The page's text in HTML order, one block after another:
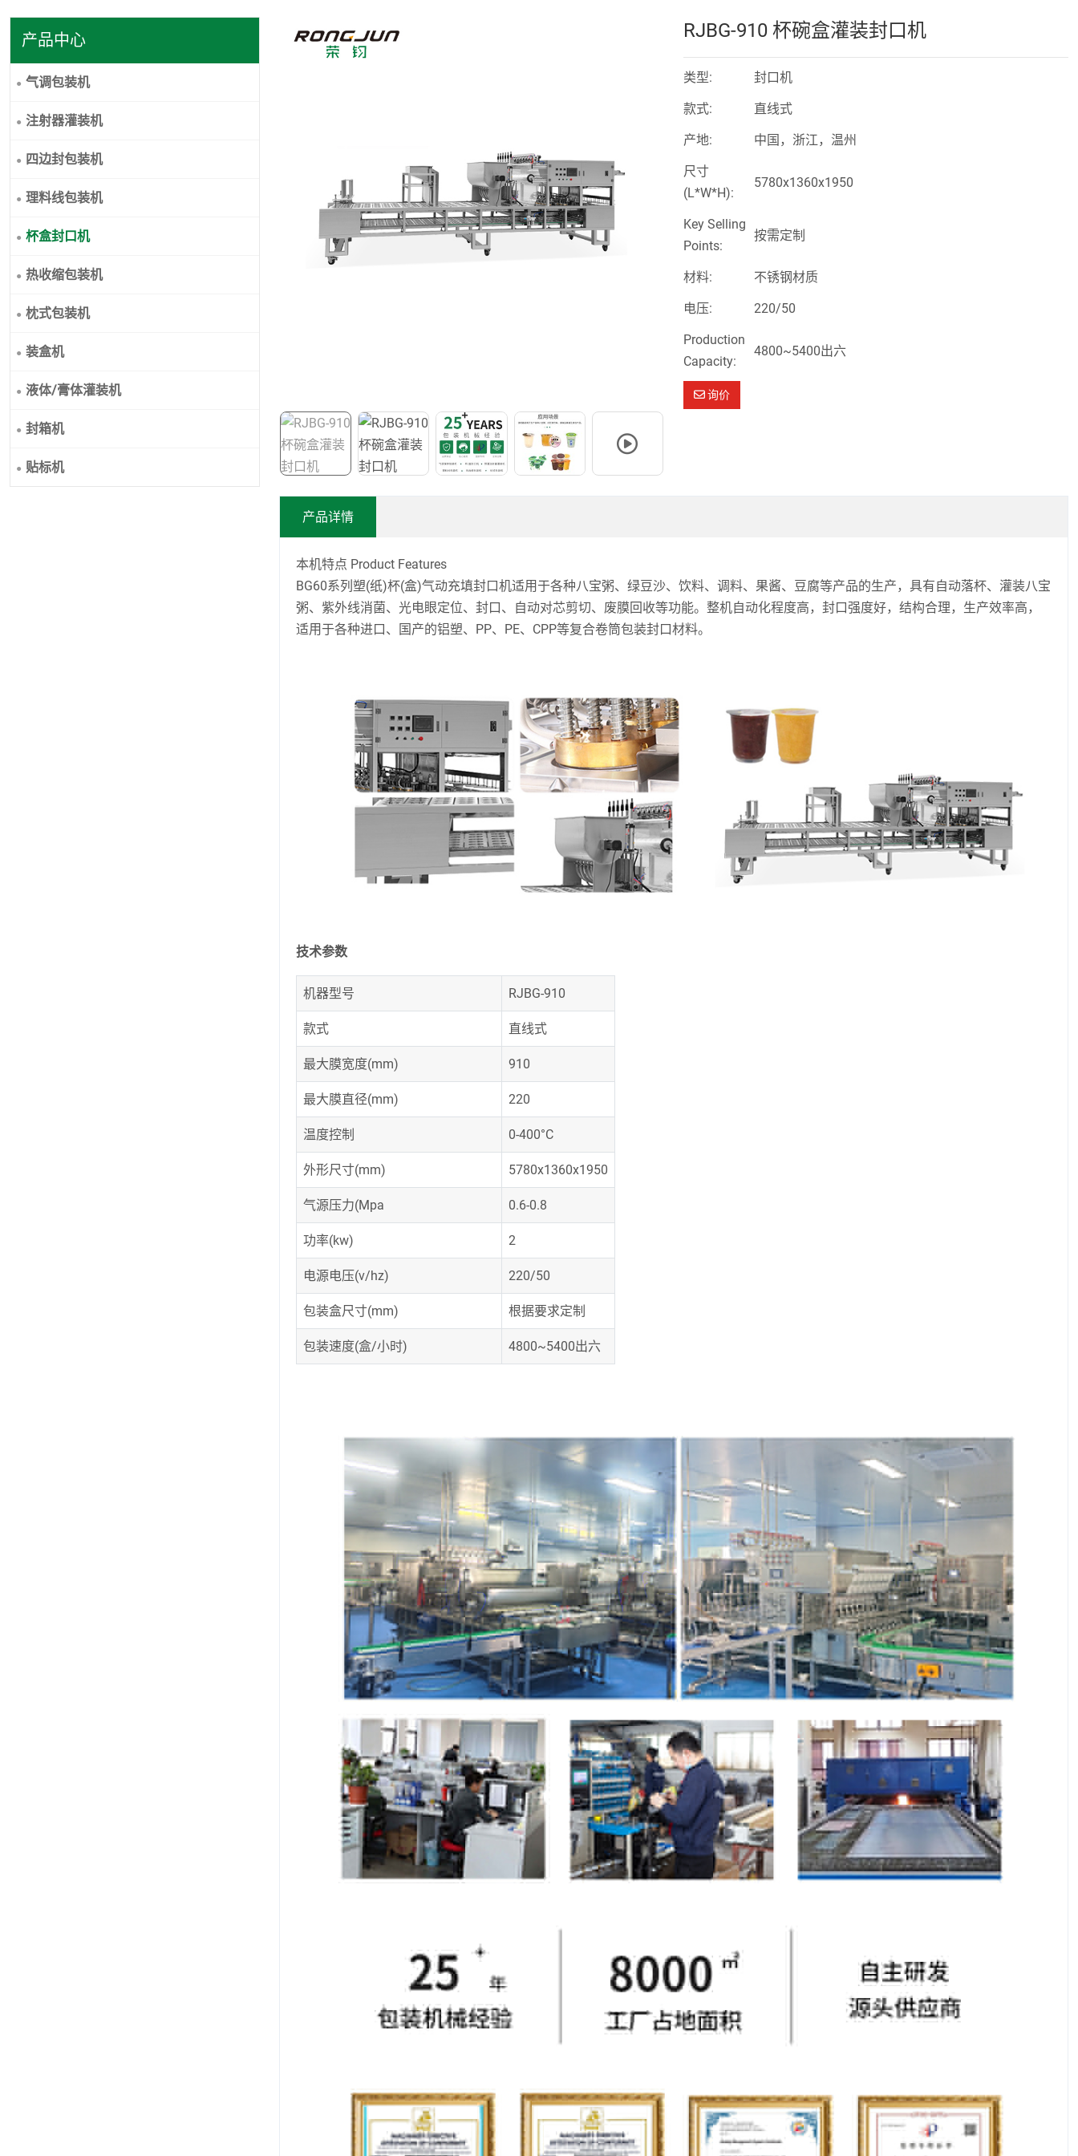
RJBG-910 杯碗盒灌装封口机
类型: 封口机
款式: 直线式
产地: 中国，浙江，温州
尺寸
(L*W*H):
5780x1360x1950
Key Selling
Points:
按需定制
材料: 不锈钢材质
电压: 220/50
Production
Capacity:
4800~5400出六
询价
产品详情
本机特点 Product Features
BG60系列塑(纸)杯(盒)气动充填封口机适用于各种八宝粥、绿豆沙、饮料、调料、果酱、豆腐等产品的生产，具有自动落杯、灌装八宝
粥、紫外线消菌、光电眼定位、封口、自动对芯剪切、废膜回收等功能。整机自动化程度高，封口强度好，结构合理，生产效率高，
适用于各种进口、国产的铝塑、PP、PE、CPP等复合卷筒包装封口材料。
技术参数
机器型号 RJBG-910
款式 直线式
最大膜宽度(mm) 910
最大膜直径(mm) 220
温度控制 0-400°C
外形尺寸(mm) 5780x1360x1950
气源压力(Mpa 0.6-0.8
功率(kw) 2
电源电压(v/hz) 220/50
包装盒尺寸(mm) 根据要求定制
包装速度(盒/小时) 4800~5400出六
产品中心
气调包装机
注射器灌装机
四边封包装机
理料线包装机
杯盒封口机
热收缩包装机
枕式包装机
装盒机
液体/膏体灌装机
封箱机
贴标机